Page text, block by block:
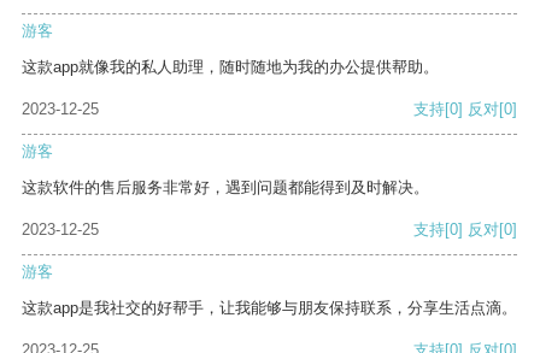
游客
这款app就像我的私人助理，随时随地为我的办公提供帮助。
2023-12-25 支持[0] 反对[0]
游客
这款软件的售后服务非常好，遇到问题都能得到及时解决。
2023-12-25 支持[0] 反对[0]
游客
这款app是我社交的好帮手，让我能够与朋友保持联系，分享生活点滴。